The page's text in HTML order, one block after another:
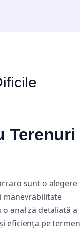
Terenuri
sunt o alegere
manevrabilitate
analiză detaliată a
eficiența pe termen